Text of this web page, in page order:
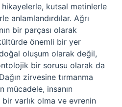
hikayelerle, kutsal metinlerle
anlamlandırdılar. Ağrı
bir parçası olarak
önemli bir yer
oluşum olarak değil,
bir sorusu olarak da
zirvesine tırmanma
mücadele, insanın
bir varlık olma ve evrenin